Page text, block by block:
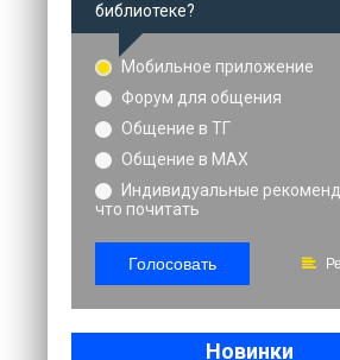
библиотеке?
Мобильное приложение
Форум для общения
Общение в ТГ
Общение в MAX
Индивидуальные
что почитать
Голосовать
Новинки